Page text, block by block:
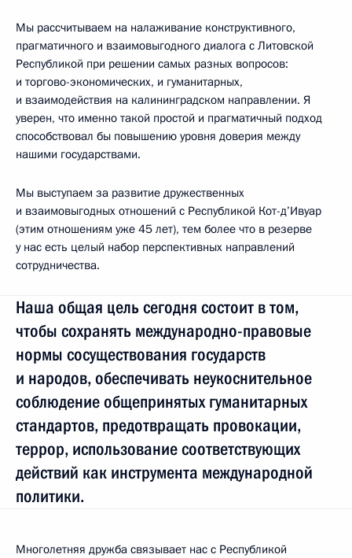
Мы рассчитываем на налаживание конструктивного,
прагматичного и взаимовыгодного диалога с Литовской
Республикой при решении самых разных вопросов:
и торгово-экономических, и гуманитарных,
и взаимодействия на калининградском направлении. Я
уверен, что именно такой простой и прагматичный подход
способствовал бы повышению уровня доверия между
нашими государствами.
Мы выступаем за развитие дружественных
и взаимовыгодных отношений с Республикой Кот-д’Ивуар
(этим отношениям уже 45 лет), тем более что в резерве
у нас есть целый набор перспективных направлений
сотрудничества.
Наша общая цель сегодня состоит в том,
чтобы сохранять международно-правовые
нормы сосуществования государств
и народов, обеспечивать неукоснительное
соблюдение общепринятых гуманитарных
стандартов, предотвращать провокации,
террор, использование соответствующих
действий как инструмента международной
политики.
Многолетняя дружба связывает нас с Республикой